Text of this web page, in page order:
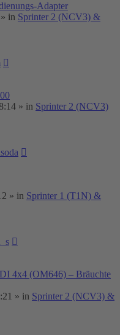
Adapter
» in Sprinter 2 (NCV3) &
» in Sprinter 2 (NCV3)
» in Sprinter 1 (T1N) &
4x4 (OM646) – Bräuchte
» in Sprinter 2 (NCV3) &